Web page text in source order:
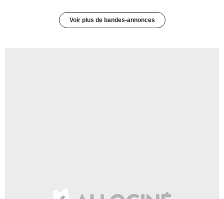
Voir plus de bandes-annonces